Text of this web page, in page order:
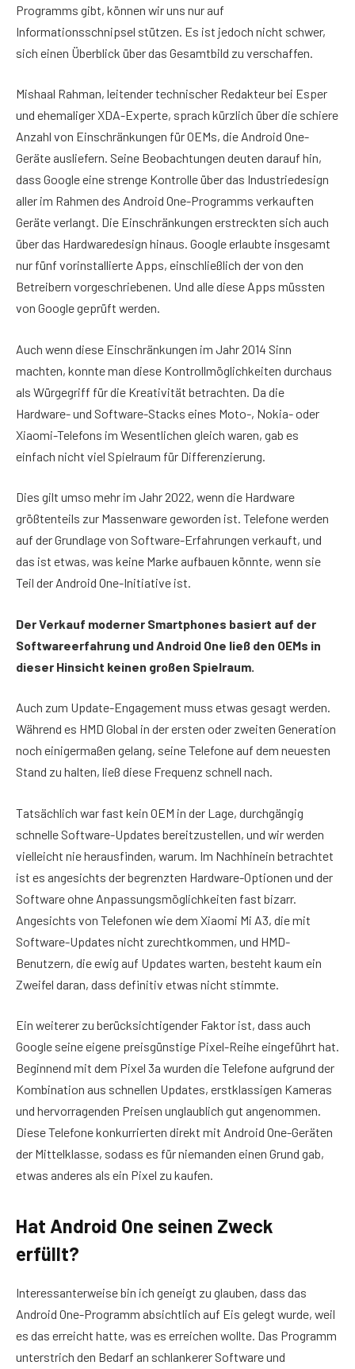
Programms gibt, können wir uns nur auf
Informationsschnipsel stützen. Es ist jedoch nicht schwer,
sich einen Überblick über das Gesamtbild zu verschaffen.
Mishaal Rahman, leitender technischer Redakteur bei Esper
und ehemaliger XDA-Experte, sprach kürzlich über die schiere
Anzahl von Einschränkungen für OEMs, die Android One-
Geräte ausliefern. Seine Beobachtungen deuten darauf hin,
dass Google eine strenge Kontrolle über das Industriedesign
aller im Rahmen des Android One-Programms verkauften
Geräte verlangt. Die Einschränkungen erstreckten sich auch
über das Hardwaredesign hinaus. Google erlaubte insgesamt
nur fünf vorinstallierte Apps, einschließlich der von den
Betreibern vorgeschriebenen. Und alle diese Apps müssten
von Google geprüft werden.
Auch wenn diese Einschränkungen im Jahr 2014 Sinn
machten, konnte man diese Kontrollmöglichkeiten durchaus
als Würgegriff für die Kreativität betrachten. Da die
Hardware- und Software-Stacks eines Moto-, Nokia- oder
Xiaomi-Telefons im Wesentlichen gleich waren, gab es
einfach nicht viel Spielraum für Differenzierung.
Dies gilt umso mehr im Jahr 2022, wenn die Hardware
größtenteils zur Massenware geworden ist. Telefone werden
auf der Grundlage von Software-Erfahrungen verkauft, und
das ist etwas, was keine Marke aufbauen könnte, wenn sie
Teil der Android One-Initiative ist.
Der Verkauf moderner Smartphones basiert auf der
Softwareerfahrung und Android One ließ den OEMs in
dieser Hinsicht keinen großen Spielraum.
Auch zum Update-Engagement muss etwas gesagt werden.
Während es HMD Global in der ersten oder zweiten Generation
noch einigermaßen gelang, seine Telefone auf dem neuesten
Stand zu halten, ließ diese Frequenz schnell nach.
Tatsächlich war fast kein OEM in der Lage, durchgängig
schnelle Software-Updates bereitzustellen, und wir werden
vielleicht nie herausfinden, warum. Im Nachhinein betrachtet
ist es angesichts der begrenzten Hardware-Optionen und der
Software ohne Anpassungsmöglichkeiten fast bizarr.
Angesichts von Telefonen wie dem Xiaomi Mi A3, die mit
Software-Updates nicht zurechtkommen, und HMD-
Benutzern, die ewig auf Updates warten, besteht kaum ein
Zweifel daran, dass definitiv etwas nicht stimmte.
Ein weiterer zu berücksichtigender Faktor ist, dass auch
Google seine eigene preisgünstige Pixel-Reihe eingeführt hat.
Beginnend mit dem Pixel 3a wurden die Telefone aufgrund der
Kombination aus schnellen Updates, erstklassigen Kameras
und hervorragenden Preisen unglaublich gut angenommen.
Diese Telefone konkurrierten direkt mit Android One-Geräten
der Mittelklasse, sodass es für niemanden einen Grund gab,
etwas anderes als ein Pixel zu kaufen.
Hat Android One seinen Zweck
erfüllt?
Interessanterweise bin ich geneigt zu glauben, dass das
Android One-Programm absichtlich auf Eis gelegt wurde, weil
es das erreicht hatte, was es erreichen wollte. Das Programm
unterstrich den Bedarf an schlankerer Software und